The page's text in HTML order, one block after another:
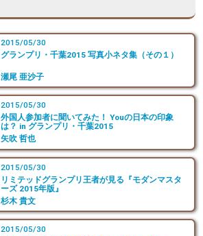
2015/05/30
グランプリ・千葉2015 写真小ネタ集（その１）
瀬尾 亜沙子
2015/05/30
外国人参加者に聞いてみた！ Youの日本の印象
は？ in グランプリ・千葉2015
矢吹 哲也
2015/05/30
リミテッドグランプリ王者が見る『モダンマスタ
ーズ 2015年版』
杉木 貴文
2015/05/30